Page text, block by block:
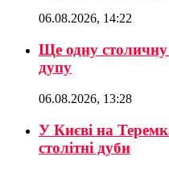
06.08.2026, 14:22
Ще одну столичну
дупу
06.08.2026, 13:28
У Києві на
столітні дуби